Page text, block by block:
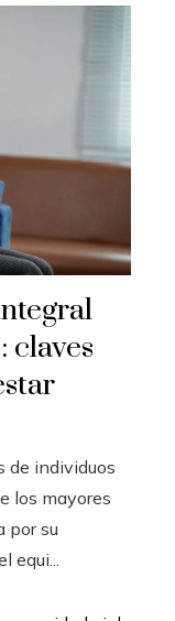
claves
de individuos
los mayores
por su
equi...